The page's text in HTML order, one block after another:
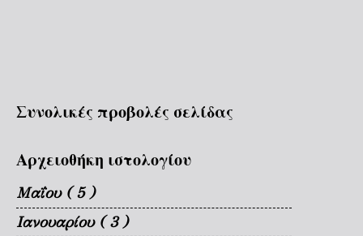
Συνολικές προβολές σελίδας
Αρχειοθήκη ιστολογίου
Μαΐου ( 5 )
Ιανουαρίου ( 3 )